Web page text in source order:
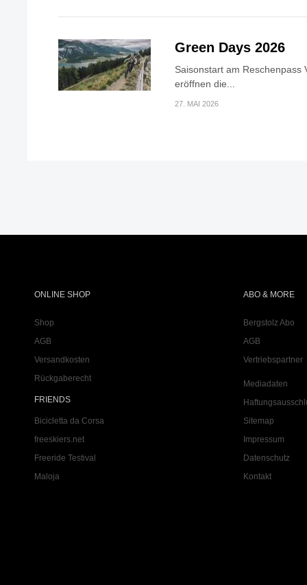
Green Days 2026
Saisonstart am Reschenpass
eröffnen die...
27. MAI 2026
ONLINE SHOP
Shop
AGB
Versandkosten
Rückgaberecht
FRIENDS
Bicicletta da Corsa
freeskiers.net
Freeride Testival
Maloja
ABO & MORE
Bergstolz Abo
AGB
Vertriebspartner
Mediadaten
Sitemap
Impressum
Datenschutz
Kontakt